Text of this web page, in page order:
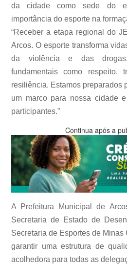
da cidade como sede do
importância do esporte na
“Receber a etapa regional do
Arcos. O esporte transforma
da violência e das
fundamentais como respeito,
resiliência. Estamos preparados
um marco para nossa cidade
participantes.”
Continua após a
A Prefeitura Municipal de
Secretaria de Estado de
Secretaria de Esportes de Minas
garantir uma estrutura de
acolhedora para todas as